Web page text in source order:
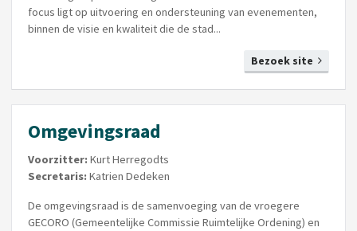
focus ligt op uitvoering en ondersteuning van evenementen,
binnen de visie en kwaliteit die de stad...
Bezoek site
Omgevingsraad
Voorzitter: Kurt Herregodts
Secretaris: Katrien Dedeken
De omgevingsraad is de samenvoeging van de vroegere
GECORO (Gemeentelijke Commissie Ruimtelijke Ordening) en